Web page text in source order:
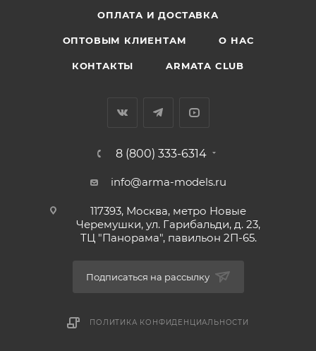
ОПЛАТА И ДОСТАВКА
ОПТОВЫМ КЛИЕНТАМ О НАС
КОНТАКТЫ ARMATA CLUB
8 (800) 333-6314
info@arma-models.ru
117393, Москва, метро Новые
Черемушки, ул. Гарибальди, д. 23,
ТЦ "Панорама", павильон 2П-65.
Подписаться на рассылку
ПОЛИТИКА КОНФИДЕНЦИАЛЬНОСТИ